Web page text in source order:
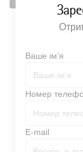
Ваше імʼя
Номер
E-mail